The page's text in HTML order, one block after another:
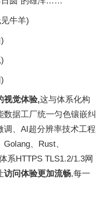
牛羊)
视觉体验,这与体系化构
据工厂统一匀色镶嵌纠
调、AI超分辨率技术工程
、Rust、
系HTTPS TLS1.2/1.3网
访问体验更加流畅,每一